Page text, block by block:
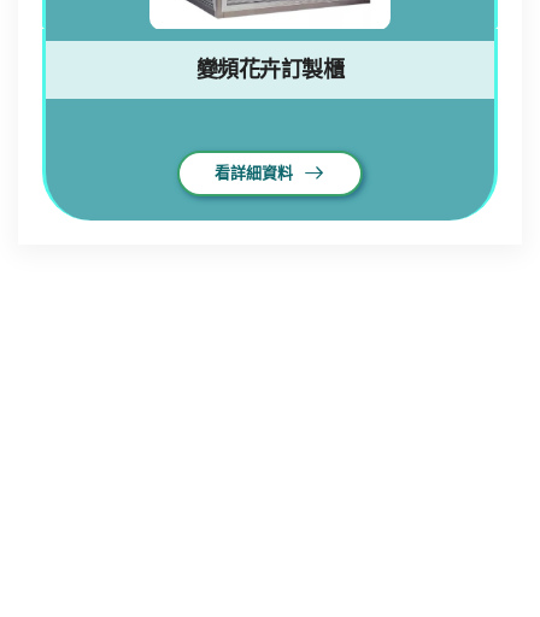
變頻花卉訂製櫃
看詳細資料